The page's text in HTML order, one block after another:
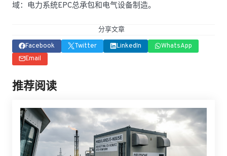
域：电力系统EPC总承包和电气设备制造。
分享文章
Facebook
Twitter LinkedIn
WhatsApp
Email
推荐阅读